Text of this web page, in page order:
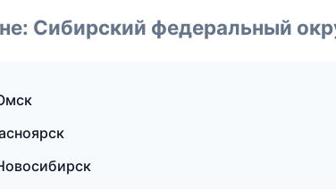
Сибирский федеральный